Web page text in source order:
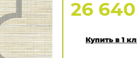
26 640
Купить в 1